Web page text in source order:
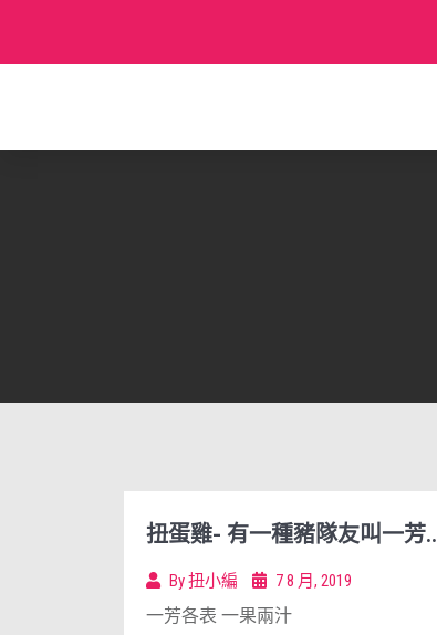
扭蛋雞- 有一種豬隊友叫一芳..
By扭小編 7 8 月, 2019
一芳各表 一果兩汁